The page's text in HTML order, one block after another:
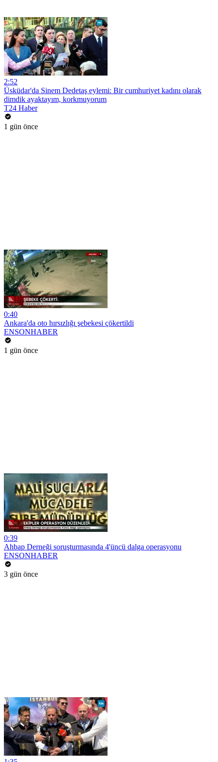
2:52
Üsküdar'da Sinem Dedetaş eylemi: Bir cumhuriyet kadını olarak
dimdik ayaktayım, korkmuyorum
T24 Haber
1 gün önce
0:40
Ankara'da oto hırsızlığı şebekesi çökertildi
ENSONHABER
1 gün önce
0:39
Ahbap Derneği soruşturmasında 4'üncü dalga operasyonu
ENSONHABER
3 gün önce